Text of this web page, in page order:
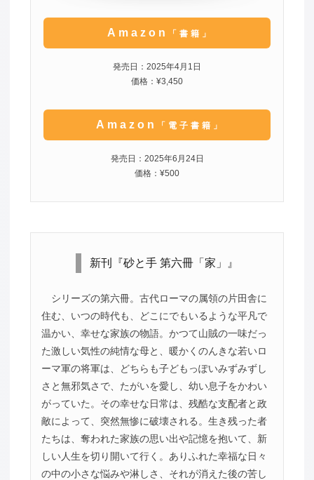
Amazon 「書籍」
発売日：2025年4月1日
価格：¥3,450
Amazon 「電子書籍」
発売日：2025年6月24日
価格：¥500
新刊『砂と手 第六冊「家」』
シリーズの第六冊。古代ローマの属領の片田舎に
住む、いつの時代も、どこにでもいるような平凡で
温かい、幸せな家族の物語。かつて山賊の一味だっ
た激しい気性の純情な母と、暖かくのんきな若いロ
ーマ軍の将軍は、どちらも子どもっぽいみずみずし
さと無邪気さで、たがいを愛し、幼い息子をかわい
がっていた。その幸せな日常は、残酷な支配者と政
敵によって、突然無惨に破壊される。生き残った者
たちは、奪われた家族の思い出や記憶を抱いて、新
しい人生を切り開いて行く。ありふれた幸福な日々
の中の小さな悩みや淋しさ、それが消えた後の苦し